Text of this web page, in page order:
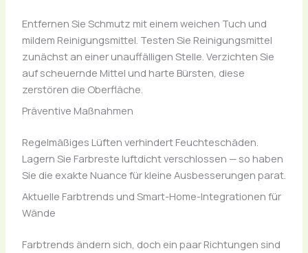
Entfernen Sie Schmutz mit einem weichen Tuch und
mildem Reinigungsmittel. Testen Sie Reinigungsmittel
zunächst an einer unauffälligen Stelle. Verzichten Sie
auf scheuernde Mittel und harte Bürsten, diese
zerstören die Oberfläche.
Präventive Maßnahmen
Regelmäßiges Lüften verhindert Feuchteschäden.
Lagern Sie Farbreste luftdicht verschlossen — so haben
Sie die exakte Nuance für kleine Ausbesserungen parat.
Aktuelle Farbtrends und Smart-Home-Integrationen für
Wände
Farbtrends ändern sich, doch ein paar Richtungen sind